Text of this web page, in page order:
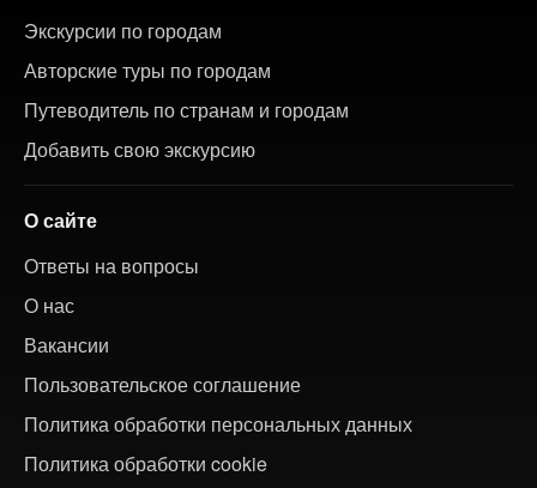
Экскурсии по городам
Авторские туры по городам
Путеводитель по странам и городам
Добавить свою экскурсию
О сайте
Ответы на вопросы
О нас
Вакансии
Пользовательское соглашение
Политика обработки персональных данных
Политика обработки cookie